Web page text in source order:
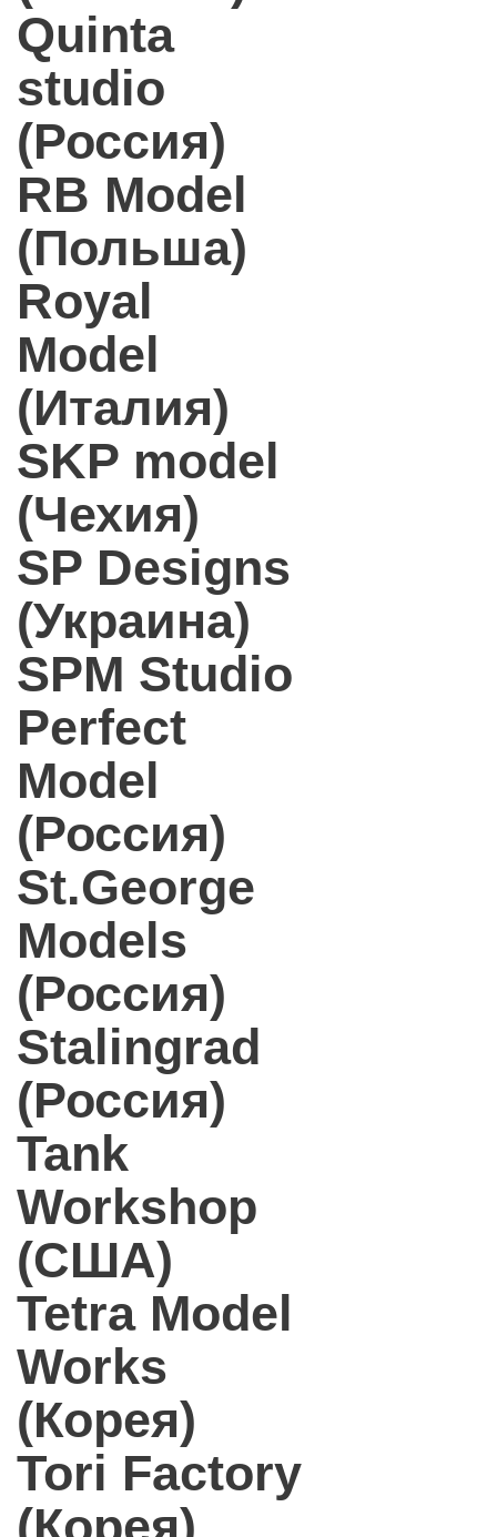
Quinta
studio
(Россия)
RB Model
(Польша)
Royal
Model
(Италия)
SKP model
(Чехия)
SP Designs
(Украина)
SPM Studio
Perfect
Model
(Россия)
St.George
Models
(Россия)
Stalingrad
(Россия)
Tank
Workshop
(США)
Tetra Model
Works
(Корея)
Tori Factory
(Корея)